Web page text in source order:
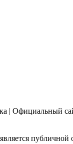
| Официальный
публичной